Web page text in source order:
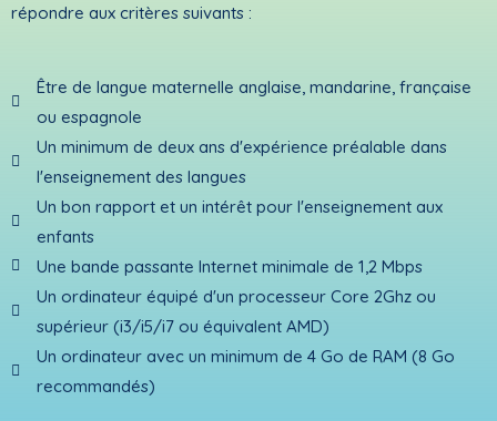
répondre aux critères suivants :
Être de langue maternelle anglaise, mandarine, française
ou espagnole
Un minimum de deux ans d'expérience préalable dans
l'enseignement des langues
Un bon rapport et un intérêt pour l'enseignement aux
enfants
Une bande passante Internet minimale de 1,2 Mbps
Un ordinateur équipé d'un processeur Core 2Ghz ou
supérieur (i3/i5/i7 ou équivalent AMD)
Un ordinateur avec un minimum de 4 Go de RAM (8 Go
recommandés)